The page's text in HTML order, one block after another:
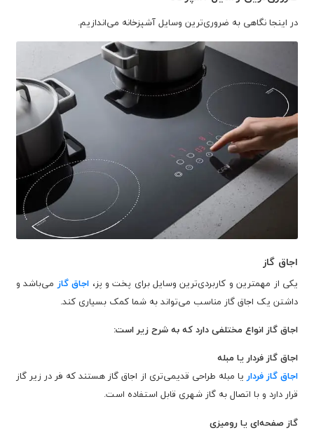
در اینجا نگاهی به ضروری‌ترین وسایل آشپزخانه می‌اندازیم.
اجاق گاز
یکی از مهمترین و کاربردی‌ترین وسایل برای پخت و پز، اجاق گاز می‌باشد و
داشتن یک اجاق گاز مناسب می‌تواند به شما کمک بسیاری کند.
اجاق گاز انواع مختلفی دارد که به شرح زیر است:
اجاق گاز فردار یا مبله
اجاق گاز فردار یا مبله طراحی قدیمی‌تری از اجاق گاز هستند که فر در زیر گاز
قرار دارد و با اتصال به گاز شهری قابل استفاده است.
گاز صفحه‌ای یا رومیزی